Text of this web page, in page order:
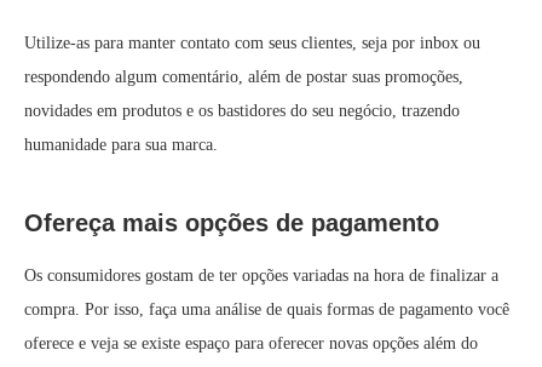
Utilize-as para manter contato com seus clientes, seja por inbox ou
respondendo algum comentário, além de postar suas promoções,
novidades em produtos e os bastidores do seu negócio, trazendo
humanidade para sua marca.
Ofereça mais opções de pagamento
Os consumidores gostam de ter opções variadas na hora de finalizar a
compra. Por isso, faça uma análise de quais formas de pagamento você
oferece e veja se existe espaço para oferecer novas opções além do